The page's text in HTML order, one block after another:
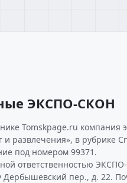
ЭКСПО-СКОН
Tomskpage.ru компания
и развлечения», в рубрике
под номером 99371.
ответственностью
Дербышевский пер., д. 22.